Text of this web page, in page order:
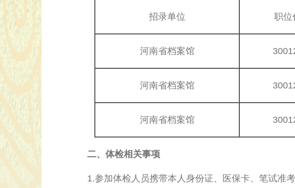
招录单位 职位
河南省档案馆
河南省档案馆
河南省档案馆
二、体检相关事项
1.参加体检人员携带本人身份证、医保卡、笔试准考